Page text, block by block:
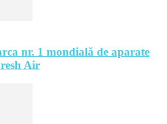
nr. 1 mondială de aparate
Air